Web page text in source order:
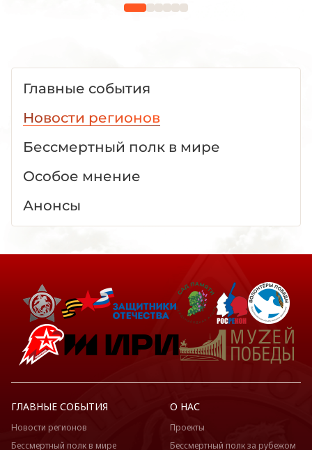
Главные события
Новости регионов
Бессмертный полк в мире
Особое мнение
Анонсы
ГЛАВНЫЕ СОБЫТИЯ
Новости регионов
Бессмертный полк в мире
О НАС
Проекты
Бессмертный полк за рубежом